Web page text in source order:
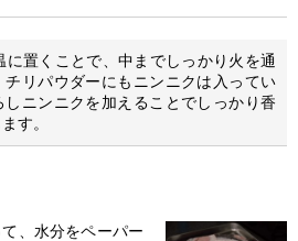
に置くことで、中までしっかり火を通
チリパウダーにもニンニクは入ってい
しニンニクを加えることでしっかり香
す。
、水分をペーパー